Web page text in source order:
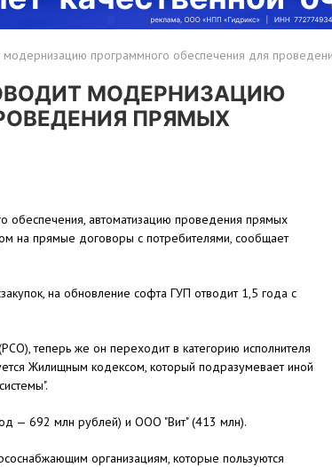
модернизацию программного обеспечения для
МОДЕРНИЗАЦИЮ
ПРЯМЫХ
обеспечения, автоматизацию проведения прямых
на прямые договоры с потребителями, сообщает
на обновление софта ГУП отводит 1,5 года с
теперь же он переходит в категорию исполнителя
Жилищным кодексом, который подразумевает иной
— 692 млн рублей) и ООО "Вит" (413 млн).
организациям, которые пользуются